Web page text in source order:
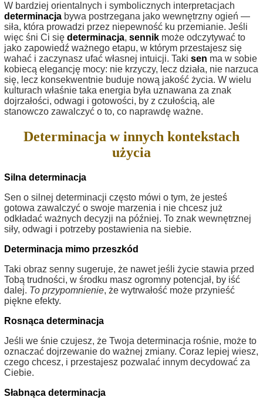
W bardziej orientalnych i symbolicznych interpretacjach
determinacja bywa postrzegana jako wewnętrzny ogień —
siła, która prowadzi przez niepewność ku przemianie. Jeśli
więc śni Ci się determinacja, sennik może odczytywać to
jako zapowiedź ważnego etapu, w którym przestajesz się
wahać i zaczynasz ufać własnej intuicji. Taki sen ma w sobie
kobiecą elegancję mocy: nie krzyczy, lecz działa, nie narzuca
się, lecz konsekwentnie buduje nową jakość życia. W wielu
kulturach właśnie taka energia była uznawana za znak
dojrzałości, odwagi i gotowości, by z czułością, ale
stanowczo zawalczyć o to, co naprawdę ważne.
Determinacja w innych kontekstach
użycia
Silna determinacja
Sen o silnej determinacji często mówi o tym, że jesteś
gotowa zawalczyć o swoje marzenia i nie chcesz już
odkładać ważnych decyzji na później. To znak wewnętrznej
siły, odwagi i potrzeby postawienia na siebie.
Determinacja mimo przeszkód
Taki obraz senny sugeruje, że nawet jeśli życie stawia przed
Tobą trudności, w środku masz ogromny potencjał, by iść
dalej. To przypomnienie, że wytrwałość może przynieść
piękne efekty.
Rosnąca determinacja
Jeśli we śnie czujesz, że Twoja determinacja rośnie, może to
oznaczać dojrzewanie do ważnej zmiany. Coraz lepiej wiesz,
czego chcesz, i przestajesz pozwalać innym decydować za
Ciebie.
Słabnąca determinacja